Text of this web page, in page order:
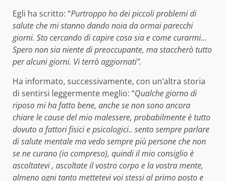
Egli ha scritto: “Purtroppo ho dei piccoli problemi di
salute che mi stanno dando noia da ormai parecchi
giorni. Sto cercando di capire cosa sia e come curarmi…
Spero non sia niente di preoccupante, ma staccherò tutto
per alcuni giorni. Vi terrò aggiornati”.
Ha informato, successivamente, con un’altra storia
di sentirsi leggermente meglio: “Qualche giorno di
riposo mi ha fatto bene, anche se non sono ancora
chiare le cause del mio malessere, probabilmente è tutto
dovuto a fattori fisici e psicologici.. sento sempre parlare
di salute mentale ma vedo sempre più persone che non
se ne curano (io compreso), quindi il mio consiglio è
ascoltatevi , ascoltate il vostro corpo e la vostra mente,
almeno ogni tanto mettetevi voi stessi al primo posto e